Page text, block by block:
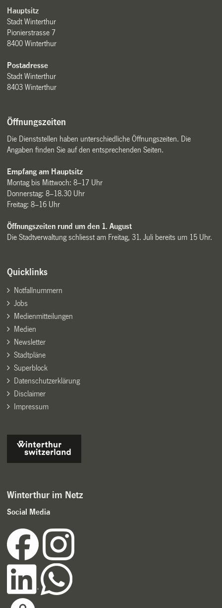
Hauptsitz
Stadt Winterthur
Pionierstrasse 7
8400 Winterthur
Postadresse
Stadt Winterthur
8403 Winterthur
Öffnungszeiten
Die Dienststellen haben unterschiedliche Öffnungszeiten. Die
Angaben finden Sie auf den entsprechenden Seiten.
Empfang am Hauptsitz
Montag bis Mittwoch: 8–17 Uhr
Donnerstag: 8–18.30 Uhr
Freitag: 8–16 Uhr
Öffnungszeiten rund um den 1. August
Die Stadtverwaltung schliesst am Freitag, 31. Juli bereits um 15 Uhr.
Quicklinks
Notfallnummern
Jobs
Medienmitteilungen
Medien
Newsletter
Stadtpläne
Superblock
Datenschutzerklärung
Disclaimer
Impressum
Winterthur im Netz
Social Media